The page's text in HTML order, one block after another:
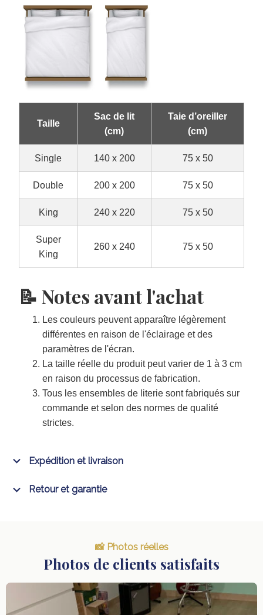
Taille
Sac de lit
(cm)
Taie d’oreiller
(cm)
Single 140 x 200 75 x 50
Double 200 x 200 75 x 50
King 240 x 220 75 x 50
Super
King
260 x 240 75 x 50
📝 Notes avant l'achat
Les couleurs peuvent apparaître légèrement
différentes en raison de l'éclairage et des
paramètres de l'écran.
La taille réelle du produit peut varier de 1 à 3 cm
en raison du processus de fabrication.
Tous les ensembles de literie sont fabriqués sur
commande et selon des normes de qualité
strictes.
Expédition et livraison
Retour et garantie
📸 Photos réelles
Photos de clients satisfaits